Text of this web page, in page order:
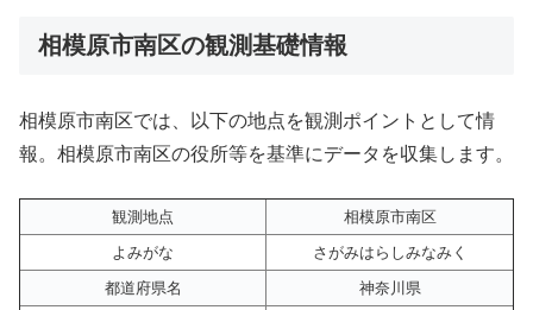
相模原市南区の観測基礎情報
相模原市南区では、以下の地点を観測ポイントとして情
報。相模原市南区の役所等を基準にデータを収集します。
観測地点
相模原市南区
よみがな
さがみはらしみなみく
都道府県名
神奈川県